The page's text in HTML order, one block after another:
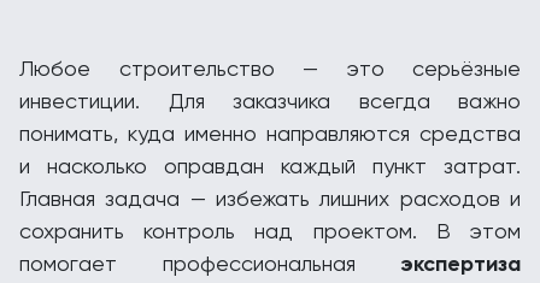
Любое строительство — это серьёзные
инвестиции. Для заказчика всегда важно
понимать, куда именно направляются средства
и насколько оправдан каждый пункт затрат.
Главная задача — избежать лишних расходов и
сохранить контроль над проектом. В этом
помогает профессиональная экспертиза